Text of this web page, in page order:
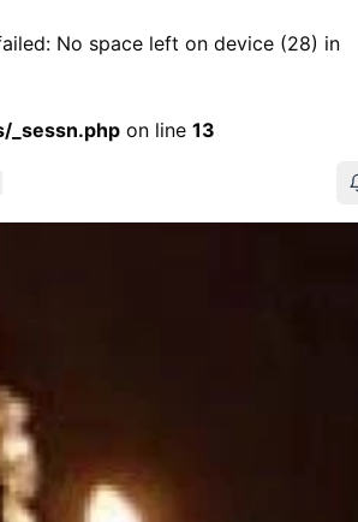
No space left on device (28) in
_sessn.php on line 13